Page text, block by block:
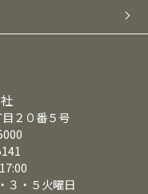
２０番５号
３・５火曜日